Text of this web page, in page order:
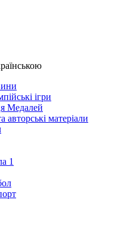
ігри
Медалей
авторські матеріали
1